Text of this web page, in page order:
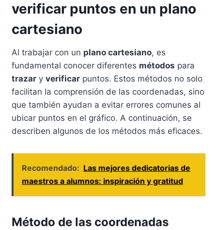
verificar puntos en un plano
cartesiano
Al trabajar con un plano cartesiano, es
fundamental conocer diferentes métodos para
trazar y verificar puntos. Estos métodos no solo
facilitan la comprensión de las coordenadas, sino
que también ayudan a evitar errores comunes al
ubicar puntos en el gráfico. A continuación, se
describen algunos de los métodos más eficaces.
Recomendado: Las mejores dedicatorias de
maestros a alumnos: inspiración y gratitud
Método de las coordenadas